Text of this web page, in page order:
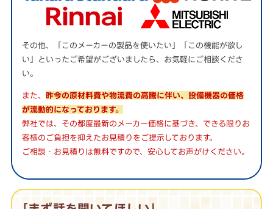
その他、「このメーカーの製品を使いたい」「この機能が欲し
い」といったご希望がございましたら、お気軽にご相談くださ
い。
また、 昨今の原材料費や物流費の高騰に伴い、設備機器の価格
が流動的になっております。
弊社では、その都度最新のメーカー価格に基づき、できる限りお
客様のご負担を抑えたお見積りをご提示しております。
ご相談・お見積りは無料ですので、安心してお声がけください。